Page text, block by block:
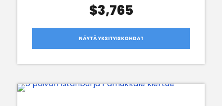
$3,765
NÄYTÄ YKSITYISKOHDAT